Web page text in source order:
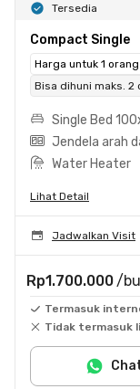
Tersedia
Compact Single
Harga untuk 1 orang
Bisa dihuni maks. 2
Single Bed
Jendela arah
Water Heater
Lihat Detail
Jadwalkan Visit
Rp1.700.000 /
Termasuk
Tidak termasuk